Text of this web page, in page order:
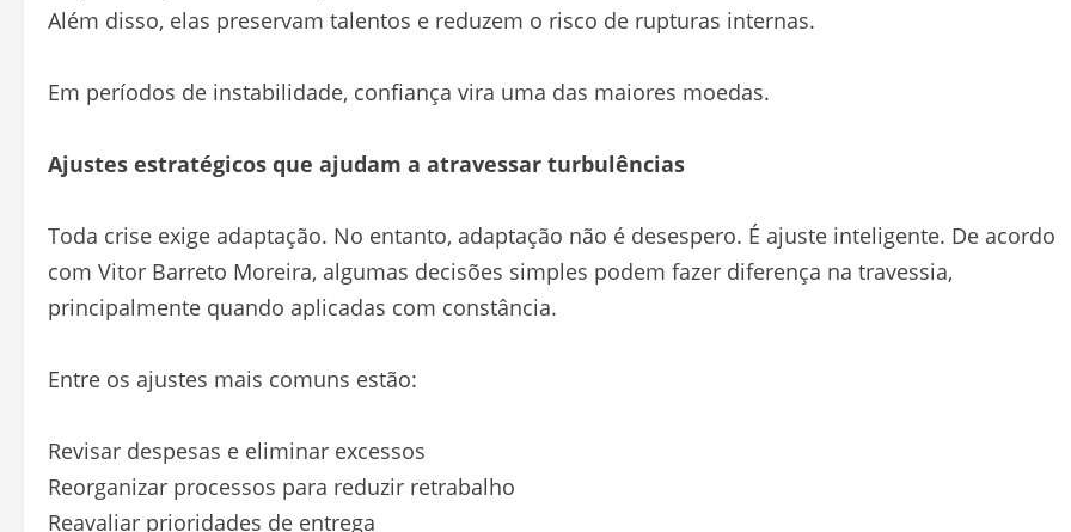
Além disso, elas preservam talentos e reduzem o risco de rupturas internas.
Em períodos de instabilidade, confiança vira uma das maiores moedas.
Ajustes estratégicos que ajudam a atravessar turbulências
Toda crise exige adaptação. No entanto, adaptação não é desespero. É ajuste inteligente. De acordo
com Vitor Barreto Moreira, algumas decisões simples podem fazer diferença na travessia,
principalmente quando aplicadas com constância.
Entre os ajustes mais comuns estão:
Revisar despesas e eliminar excessos
Reorganizar processos para reduzir retrabalho
Reavaliar prioridades de entrega